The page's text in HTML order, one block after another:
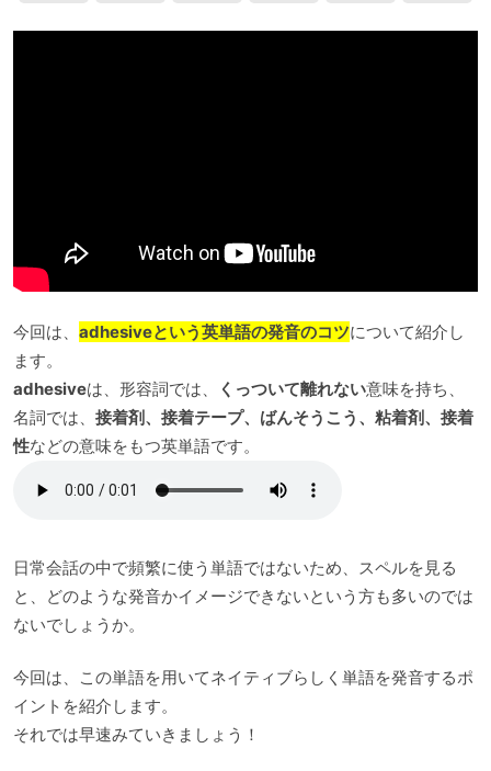
今回は、 adhesiveという英単語の発音のコツについて紹介し
ます。
adhesiveは、形容詞では、 くっついて離れない意味を持ち、
名詞では、 接着剤、接着テープ、ばんそうこう、粘着剤、接着
性などの意味をもつ英単語です。
日常会話の中で頻繁に使う単語ではないため、スペルを見る
と、どのような発音かイメージできないという方も多いのでは
ないでしょうか。
今回は、この単語を用いてネイティブらしく単語を発音するポ
イントを紹介します。
それでは早速みていきましょう！